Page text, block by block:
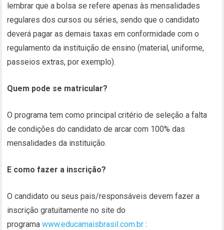
lembrar que a bolsa se refere apenas às mensalidades
regulares dos cursos ou séries, sendo que o candidato
deverá pagar as demais taxas em conformidade com o
regulamento da instituição de ensino (material, uniforme,
passeios extras, por exemplo).
Quem pode se matricular?
O programa tem como principal critério de seleção a falta
de condições do candidato de arcar com 100% das
mensalidades da instituição.
E como fazer a inscrição?
O candidato ou seus pais/responsáveis devem fazer a
inscrição gratuitamente no site do
programawww.educamaisbrasil.com.br :